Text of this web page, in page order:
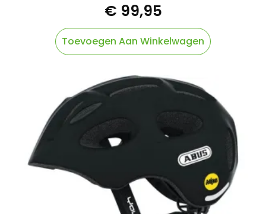
€ 99,95
Toevoegen Aan Winkelwagen